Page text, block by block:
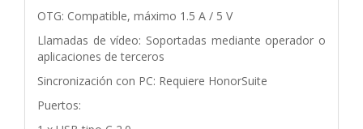
OTG: Compatible, máximo 1.5 A / 5 V
Llamadas de vídeo: Soportadas mediante operador o
aplicaciones de terceros
Sincronización con PC: Requiere HonorSuite
Puertos: